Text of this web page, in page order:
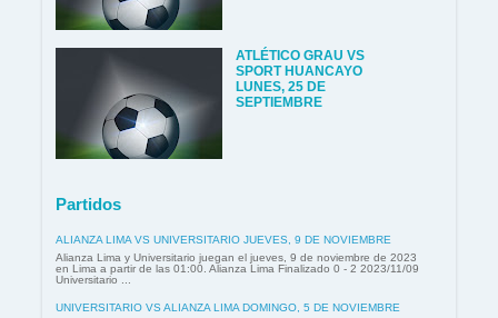
ATLÉTICO GRAU VS
SPORT HUANCAYO
LUNES, 25 DE
SEPTIEMBRE
Partidos
ALIANZA LIMA VS UNIVERSITARIO JUEVES, 9 DE NOVIEMBRE
Alianza Lima y Universitario juegan el jueves, 9 de noviembre de 2023
en Lima a partir de las 01:00. Alianza Lima Finalizado 0 - 2 2023/11/09
Universitario ...
UNIVERSITARIO VS ALIANZA LIMA DOMINGO, 5 DE NOVIEMBRE